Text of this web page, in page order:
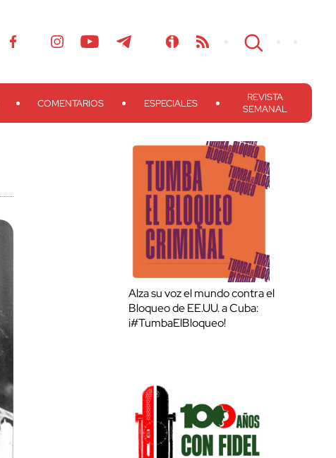
COMENTARIOS ESPECIALES
REVISTA
SEMANAL
Alza su voz el mundo contra el
Bloqueo de EE.UU. a Cuba:
¡#TumbaElBloqueo!